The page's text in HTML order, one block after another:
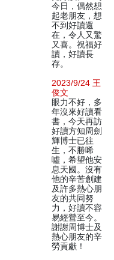
今日，偶然想
起老朋友，想
不到好讀還
在，令人又驚
又喜。祝福好
讀，好讀長
存。
2023/9/24 王
俊文
眼力不好，多
年沒來好讀看
書，今天再訪
好讀方知周劍
輝博士已往
生，不勝唏
噓，希望他安
息天國。沒有
他的辛苦創建
及許多熱心朋
友的共同努
力，好讀不容
易經營至今。
謝謝周博士及
熱心朋友的辛
勞貢獻！